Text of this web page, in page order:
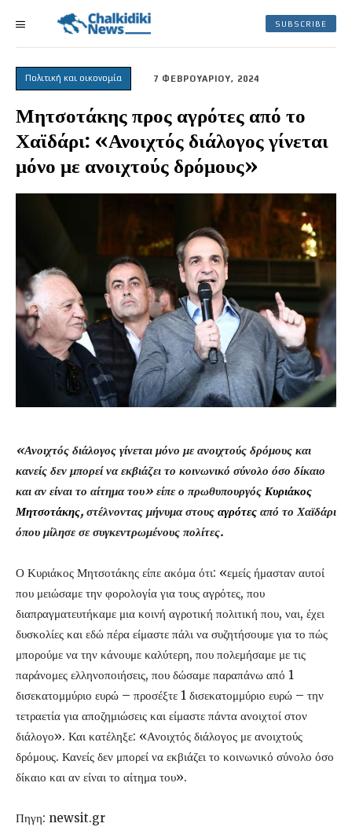
SUBSCRIBE
Πολιτική και οικονομία 7 ΦΕΒΡΟΥΑΡΙΟΥ, 2024
Μητσοτάκης προς αγρότες από το
Χαϊδάρι: «Ανοιχτός διάλογος γίνεται
μόνο με ανοιχτούς δρόμους»
«Ανοιχτός διάλογος γίνεται μόνο με ανοιχτούς δρόμους και
κανείς δεν μπορεί να εκβιάζει το κοινωνικό σύνολο όσο δίκαιο
και αν είναι το αίτημα του» είπε ο πρωθυπουργός Κυριάκος
Μητσοτάκης, στέλνοντας μήνυμα στους αγρότες από το Χαϊδάρι
όπου μίλησε σε συγκεντρωμένους πολίτες.
Ο Κυριάκος Μητσοτάκης είπε ακόμα ότι: «εμείς ήμασταν αυτοί
που μειώσαμε την φορολογία για τους αγρότες, που
διαπραγματευτήκαμε μια κοινή αγροτική πολιτική που, ναι, έχει
δυσκολίες και εδώ πέρα είμαστε πάλι να συζητήσουμε για το πώς
μπορούμε να την κάνουμε καλύτερη, που πολεμήσαμε με τις
παράνομες ελληνοποιήσεις, που δώσαμε παραπάνω από 1
δισεκατομμύριο ευρώ – προσέξτε 1 δισεκατομμύριο ευρώ – την
τετραετία για αποζημιώσεις και είμαστε πάντα ανοιχτοί στον
διάλογο». Και κατέληξε: «Ανοιχτός διάλογος με ανοιχτούς
δρόμους. Κανείς δεν μπορεί να εκβιάζει το κοινωνικό σύνολο όσο
δίκαιο και αν είναι το αίτημα του».
Πηγη: newsit.gr